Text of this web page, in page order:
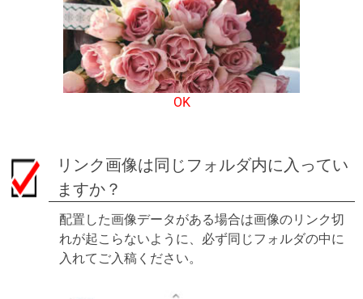
OK
リンク画像は同じフォルダ内に入ってい
ますか？
配置した画像データがある場合は画像のリンク切
れが起こらないように、必ず同じフォルダの中に
入れてご入稿ください。